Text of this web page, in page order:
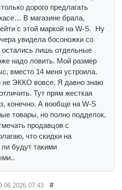
дорого предлагать
В магазине брала,
с этой маркой на W-S. Ну
увидела босоножки со
остались лишь отдельные
надо ловить. Мой размер
вместо 14 меня устроила.
не ЭККО вовсе. Я давно знаю
Тут прям жесткая
конечно. А вообще на W-S
товары, но полно подделок,
продавцов с
что скидки на
будут такими
07:43 #